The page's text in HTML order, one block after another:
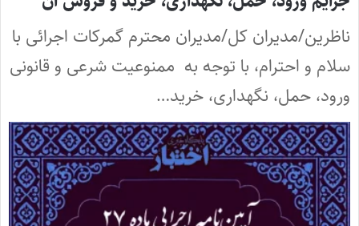
ناظرین/مدیران کل/مدیران محترم گمرکات اجرائی با
سلام و احترام، با توجه به ممنوعیت شرعی و قانونی
ورود، حمل، نگهداری، خرید…